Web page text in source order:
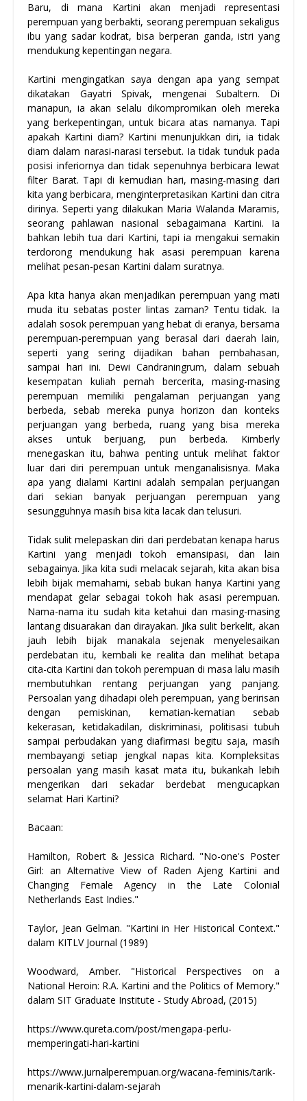
Baru, di mana Kartini akan menjadi representasi
perempuan yang berbakti, seorang perempuan sekaligus
ibu yang sadar kodrat, bisa berperan ganda, istri yang
mendukung kepentingan negara.
Kartini mengingatkan saya dengan apa yang sempat
dikatakan Gayatri Spivak, mengenai Subaltern. Di
manapun, ia akan selalu dikompromikan oleh mereka
yang berkepentingan, untuk bicara atas namanya. Tapi
apakah Kartini diam? Kartini menunjukkan diri, ia tidak
diam dalam narasi-narasi tersebut. Ia tidak tunduk pada
posisi inferiornya dan tidak sepenuhnya berbicara lewat
filter Barat. Tapi di kemudian hari, masing-masing dari
kita yang berbicara, menginterpretasikan Kartini dan citra
dirinya. Seperti yang dilakukan Maria Walanda Maramis,
seorang pahlawan nasional sebagaimana Kartini. Ia
bahkan lebih tua dari Kartini, tapi ia mengakui semakin
terdorong mendukung hak asasi perempuan karena
melihat pesan-pesan Kartini dalam suratnya.
Apa kita hanya akan menjadikan perempuan yang mati
muda itu sebatas poster lintas zaman? Tentu tidak. Ia
adalah sosok perempuan yang hebat di eranya, bersama
perempuan-perempuan yang berasal dari daerah lain,
seperti yang sering dijadikan bahan pembahasan,
sampai hari ini. Dewi Candraningrum, dalam sebuah
kesempatan kuliah pernah bercerita, masing-masing
perempuan memiliki pengalaman perjuangan yang
berbeda, sebab mereka punya horizon dan konteks
perjuangan yang berbeda, ruang yang bisa mereka
akses untuk berjuang, pun berbeda. Kimberly
menegaskan itu, bahwa penting untuk melihat faktor
luar dari diri perempuan untuk menganalisisnya. Maka
apa yang dialami Kartini adalah sempalan perjuangan
dari sekian banyak perjuangan perempuan yang
sesungguhnya masih bisa kita lacak dan telusuri.
Tidak sulit melepaskan diri dari perdebatan kenapa harus
Kartini yang menjadi tokoh emansipasi, dan lain
sebagainya. Jika kita sudi melacak sejarah, kita akan bisa
lebih bijak memahami, sebab bukan hanya Kartini yang
mendapat gelar sebagai tokoh hak asasi perempuan.
Nama-nama itu sudah kita ketahui dan masing-masing
lantang disuarakan dan dirayakan. Jika sulit berkelit, akan
jauh lebih bijak manakala sejenak menyelesaikan
perdebatan itu, kembali ke realita dan melihat betapa
cita-cita Kartini dan tokoh perempuan di masa lalu masih
membutuhkan rentang perjuangan yang panjang.
Persoalan yang dihadapi oleh perempuan, yang beririsan
dengan pemiskinan, kematian-kematian sebab
kekerasan, ketidakadilan, diskriminasi, politisasi tubuh
sampai perbudakan yang diafirmasi begitu saja, masih
membayangi setiap jengkal napas kita. Kompleksitas
persoalan yang masih kasat mata itu, bukankah lebih
mengerikan dari sekadar berdebat mengucapkan
selamat Hari Kartini?
Bacaan:
Hamilton, Robert & Jessica Richard. "No-one's Poster
Girl: an Alternative View of Raden Ajeng Kartini and
Changing Female Agency in the Late Colonial
Netherlands East Indies."
Taylor, Jean Gelman. "Kartini in Her Historical Context."
dalam KITLV Journal (1989)
Woodward, Amber. "Historical Perspectives on a
National Heroin: R.A. Kartini and the Politics of Memory."
dalam SIT Graduate Institute - Study Abroad, (2015)
https://www.qureta.com/post/mengapa-perlu-
memperingati-hari-kartini
https://www.jurnalperempuan.org/wacana-feminis/tarik-
menarik-kartini-dalam-sejarah